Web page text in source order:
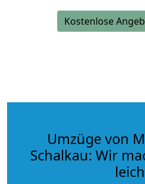
Kostenlose
Umzüge von
Schalkau: Wir